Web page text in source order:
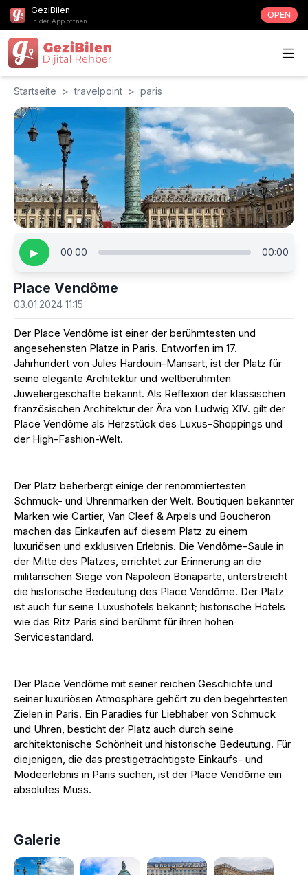
GeziBilen
In der App öffnen
OPEN
Startseite > travelpoint > paris
▶ 00:00 00:00
Place Vendôme
03.01.2024 11:15
Der Place Vendôme ist einer der berühmtesten und
angesehensten Plätze in Paris. Entworfen im 17.
Jahrhundert von Jules Hardouin-Mansart, ist der Platz für
seine elegante Architektur und weltberühmten
Juweliergeschäfte bekannt. Als Reflexion der klassischen
französischen Architektur der Ära von Ludwig XIV. gilt der
Place Vendôme als Herzstück des Luxus-Shoppings und
der High-Fashion-Welt.
Der Platz beherbergt einige der renommiertesten
Schmuck- und Uhrenmarken der Welt. Boutiquen bekannter
Marken wie Cartier, Van Cleef & Arpels und Boucheron
machen das Einkaufen auf diesem Platz zu einem
luxuriösen und exklusiven Erlebnis. Die Vendôme-Säule in
der Mitte des Platzes, errichtet zur Erinnerung an die
militärischen Siege von Napoleon Bonaparte, unterstreicht
die historische Bedeutung des Place Vendôme. Der Platz
ist auch für seine Luxushotels bekannt; historische Hotels
wie das Ritz Paris sind berühmt für ihren hohen
Servicestandard.
Der Place Vendôme mit seiner reichen Geschichte und
seiner luxuriösen Atmosphäre gehört zu den begehrtesten
Zielen in Paris. Ein Paradies für Liebhaber von Schmuck
und Uhren, besticht der Platz auch durch seine
architektonische Schönheit und historische Bedeutung. Für
diejenigen, die das prestigeträchtigste Einkaufs- und
Modeerlebnis in Paris suchen, ist der Place Vendôme ein
absolutes Muss.
Galerie